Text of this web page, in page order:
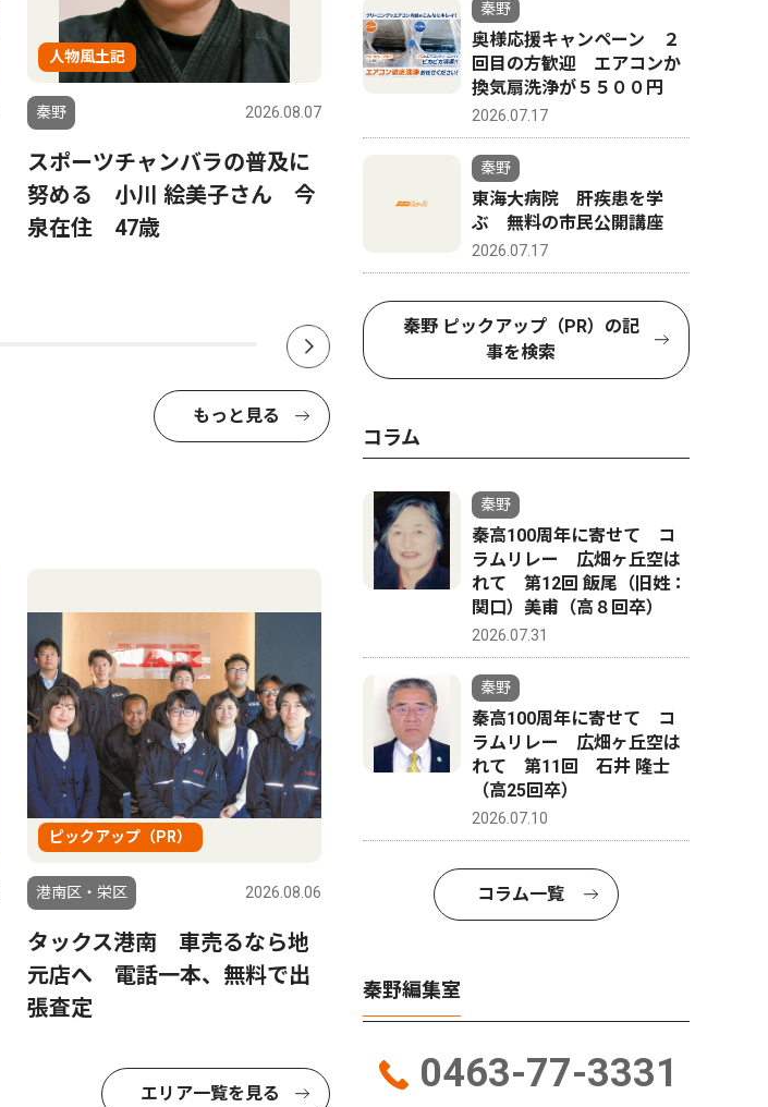
人物風土記
秦野 2026.08.07
スポーツチャンバラの普及に
努める 小川 絵美子さん 今
泉在住 47歳
スポーツ
水泳で全国・関東大会へ 秦
野市内中学生４人
もっと見る
ピックアップ（PR）
港南区・栄区 2026.08.06
タックス港南 車売るなら地
元店へ 電話一本、無料で出
張査定
エリア一覧を見る
秦野
奥様応援キャンペーン ２
回目の方歓迎 エアコンか
換気扇洗浄が５５００円
2026.07.17
秦野
東海大病院 肝疾患を学
ぶ 無料の市民公開講座
2026.07.17
秦野 ピックアップ（PR）の記
事を検索
コラム
秦野
秦高100周年に寄せて コ
ラムリレー 広畑ヶ丘空は
れて 第12回 飯尾（旧姓：
関口）美甫（高８回卒）
2026.07.31
秦野
秦高100周年に寄せて コ
ラムリレー 広畑ヶ丘空は
れて 第11回 石井 隆士
（高25回卒）
2026.07.10
コラム一覧
秦野編集室
0463-77-3331